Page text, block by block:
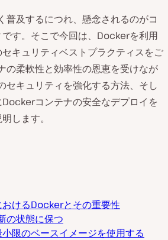
普及するにつれ、懸念されるのがコ
す。そこで今回は、Dockerを利用
キュリティベストプラクティスをご
の柔軟性と効率性の恩恵を受けなが
セキュリティを強化する方法、そし
コンテナの安全なデプロイを
します。
けるDockerとその重要性
の状態に保つ
限のベースイメージを使用する